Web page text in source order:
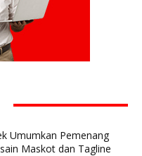
Umumkan Pemenang
Maskot dan Tagline